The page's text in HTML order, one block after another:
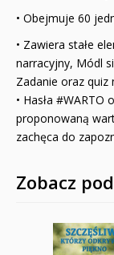
• Obejmuje 60
• Zawiera stałe
narracyjny, Módl
Zadanie oraz quiz
• Hasła
proponowaną
zachęca do
Zobacz